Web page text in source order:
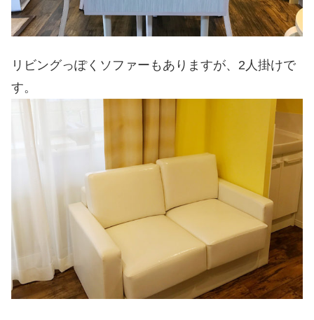
リビングっぽくソファーもありますが、2人掛けで
す。